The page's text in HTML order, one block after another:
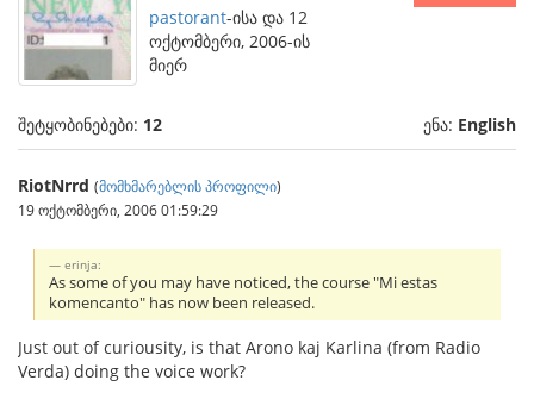
pastorant-ისა და 12
ოქტომბერი, 2006-ის
მიერ
შეტყობინებები: 12 ენა: English
RiotNrrd (მომხმარებლის პროფილი)
19 ოქტომბერი, 2006 01:59:29
erinja:
As some of you may have noticed, the course "Mi estas
komencanto" has now been released.
Just out of curiousity, is that Arono kaj Karlina (from Radio
Verda) doing the voice work?